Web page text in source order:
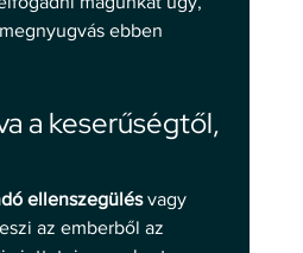
ebben
a keserűségtől,
ellenszegülés vagy
az emberből az